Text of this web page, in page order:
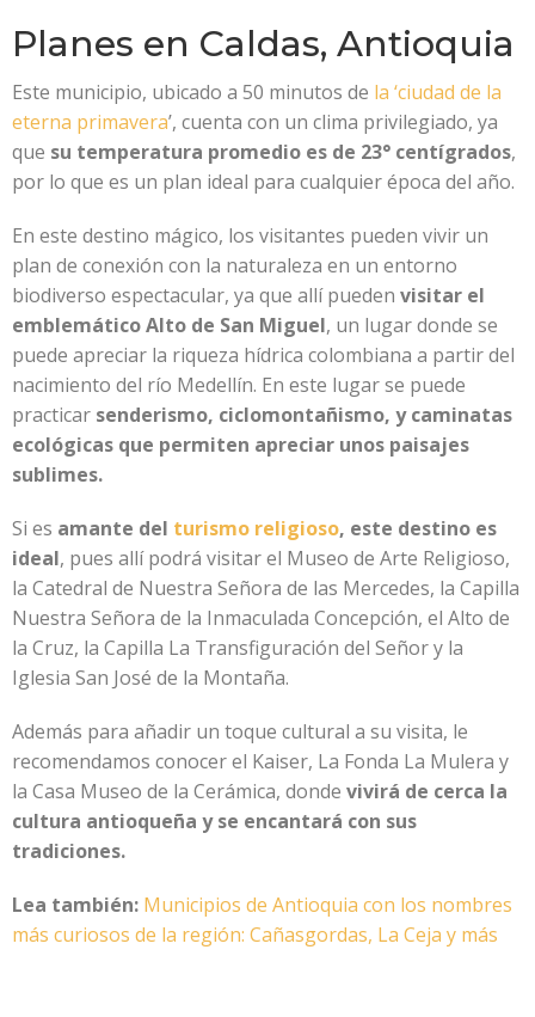
Planes en Caldas, Antioquia
Este municipio, ubicado a 50 minutos de la ‘ciudad de la
eterna primavera’, cuenta con un clima privilegiado, ya
que su temperatura promedio es de 23° centígrados,
por lo que es un plan ideal para cualquier época del año.
En este destino mágico, los visitantes pueden vivir un
plan de conexión con la naturaleza en un entorno
biodiverso espectacular, ya que allí pueden visitar el
emblemático Alto de San Miguel, un lugar donde se
puede apreciar la riqueza hídrica colombiana a partir del
nacimiento del río Medellín. En este lugar se puede
practicar senderismo, ciclomontañismo, y caminatas
ecológicas que permiten apreciar unos paisajes
sublimes.
Si es amante del turismo religioso, este destino es
ideal, pues allí podrá visitar el Museo de Arte Religioso,
la Catedral de Nuestra Señora de las Mercedes, la Capilla
Nuestra Señora de la Inmaculada Concepción, el Alto de
la Cruz, la Capilla La Transfiguración del Señor y la
Iglesia San José de la Montaña.
Además para añadir un toque cultural a su visita, le
recomendamos conocer el Kaiser, La Fonda La Mulera y
la Casa Museo de la Cerámica, donde vivirá de cerca la
cultura antioqueña y se encantará con sus
tradiciones.
Lea también: Municipios de Antioquia con los nombres
más curiosos de la región: Cañasgordas, La Ceja y más